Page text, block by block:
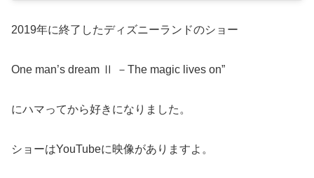
2019年に終了したディズニーランドのショー
One man’s dream Ⅱ －The magic lives on”
にハマってから好きになりました。
ショーはYouTubeに映像がありますよ。